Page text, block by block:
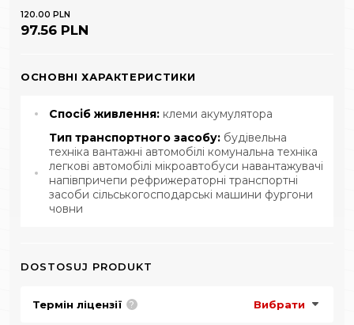
120.00 PLN
97.56 PLN
ОСНОВНІ ХАРАКТЕРИСТИКИ
Спосіб живлення: клеми акумулятора
Тип транспортного засобу: будівельна
техніка вантажні автомобілі комунальна техніка
легкові автомобілі мікроавтобуси навантажувачі
напівпричепи рефрижераторні транспортні
засоби сільськогосподарські машини фургони
човни
DOSTOSUJ PRODUKT
Термін ліцензії ? Вибрати